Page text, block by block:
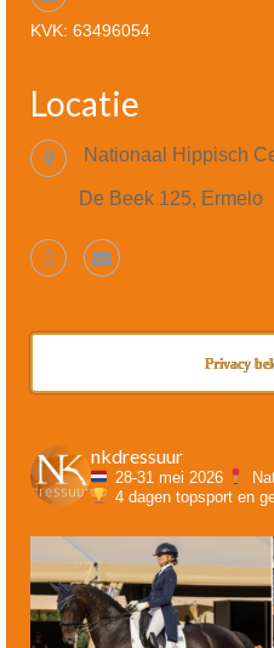
KVK: 63496054
Locatie
Nationaal Hippisch
De Beek 125, Ermelo
Privacy
nkdressuur
28-31 mei 2026
4 dagen topsport en